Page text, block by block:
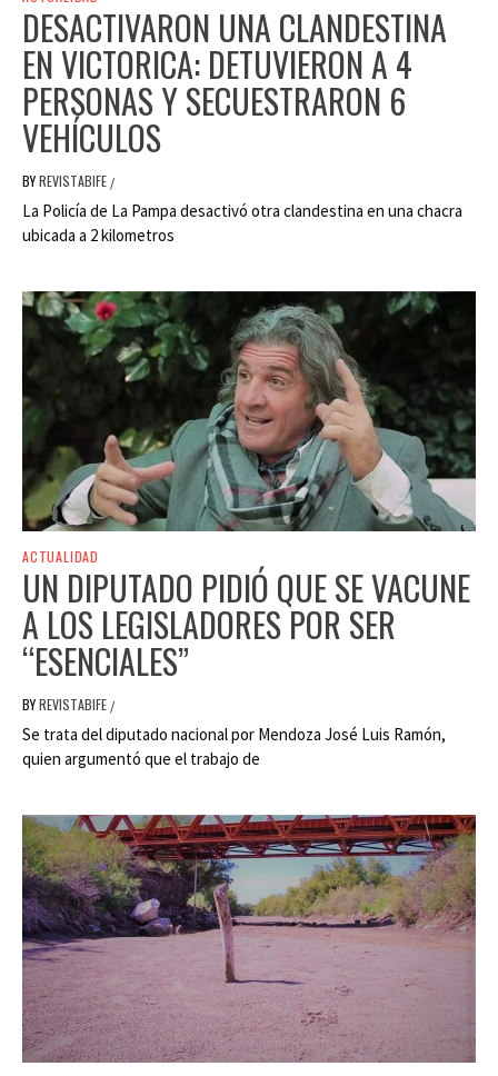
DESACTIVARON UNA CLANDESTINA
EN VICTORICA: DETUVIERON A 4
PERSONAS Y SECUESTRARON 6
VEHÍCULOS
BYREVISTABIFE /
La Policía de La Pampa desactivó otra clandestina en una chacra
ubicada a 2 kilometros
ACTUALIDAD
UN DIPUTADO PIDIÓ QUE SE VACUNE
A LOS LEGISLADORES POR SER
“ESENCIALES”
BYREVISTABIFE /
Se trata del diputado nacional por Mendoza José Luis Ramón,
quien argumentó que el trabajo de